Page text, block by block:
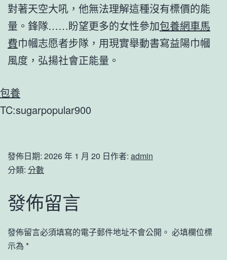
對著天空大吼，他無法理解這種沒有標價的能
量。鋒隊……盼望更多的女性參加包養網車馬
費巾幗志愿者步隊，用現實舉動書寫益陽巾幗
風度，弘揚社會正能量。
包養
TC:sugarpopular900
發佈日期: 2026 年 1 月 20 日作者: admin
分類: 分數
發佈留言
發佈留言必須填寫的電子郵件地址不會公開。 必填欄位標
示為 *